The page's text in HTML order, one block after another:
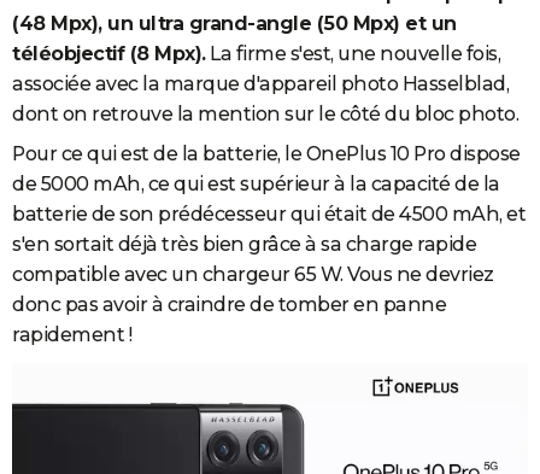
(48 Mpx), un ultra grand-angle (50 Mpx) et un
téléobjectif (8 Mpx).La firme s'est, une nouvelle fois,
associée avec la marque d'appareil photo Hasselblad,
dont on retrouve la mention sur le côté du bloc photo.
Pour ce qui est de la batterie, le OnePlus 10 Pro dispose
de 5000 mAh, ce qui est supérieur à la capacité de la
batterie de son prédécesseur qui était de 4500 mAh, et
s'en sortait déjà très bien grâce à sa charge rapide
compatible avec un chargeur 65 W. Vous ne devriez
donc pas avoir à craindre de tomber en panne
rapidement !